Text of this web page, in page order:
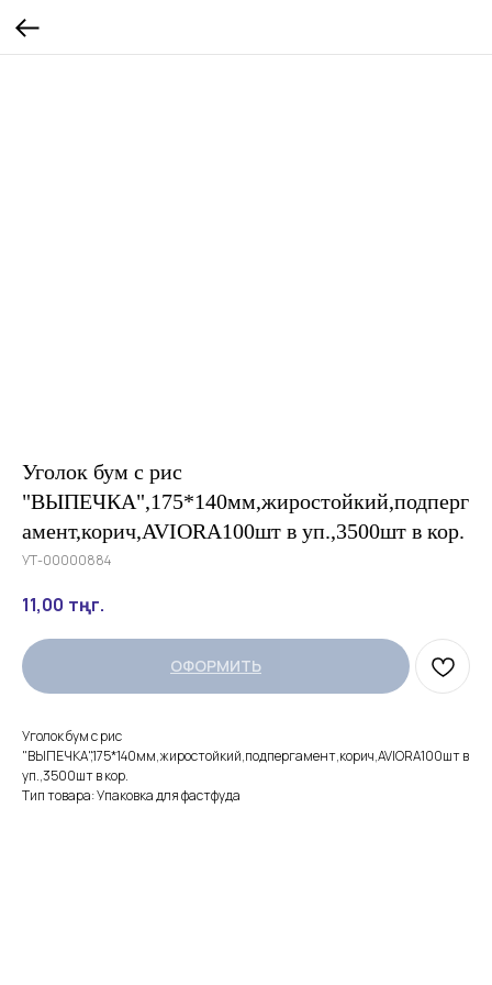
Уголок бум с рис
"ВЫПЕЧКА",175*140мм,жиростойкий,подперг
амент,корич,AVIORA100шт в уп.,3500шт в кор.
УТ-00000884
11,00 тңг.
ОФОРМИТЬ
Уголок бум с рис
"ВЫПЕЧКА",175*140мм,жиростойкий,подпергамент,корич,AVIORA100шт в
уп.,3500шт в кор.
Тип товара: Упаковка для фастфуда